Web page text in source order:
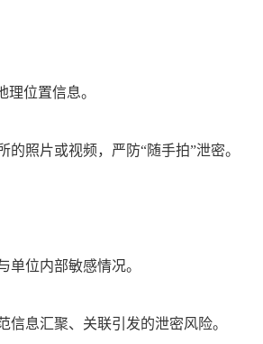
位置信息。
照片或视频，严防“随手拍”泄密。
位内部敏感情况。
息汇聚、关联引发的泄密风险。